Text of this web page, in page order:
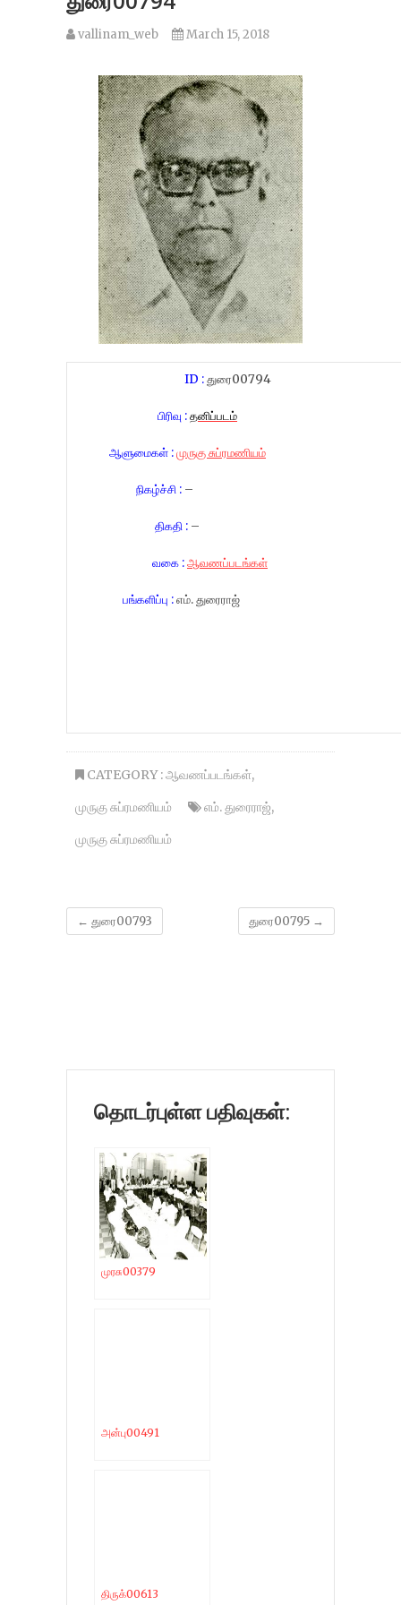
vallinam_web March 15, 2018
ID :துரை00794
பிரிவு :தனிப்படம்
ஆளுமைகள் :முருகு சுப்ரமணியம்
நிகழ்ச்சி : –
திகதி : –
வகை :ஆவணப்படங்கள்
பங்களிப்பு :எம். துரைராஜ்
CATEGORY :ஆவணப்படங்கள்,
முருகு சுப்ரமணியம்
எம். துரைராஜ்,
முருகு சுப்ரமணியம்
← துரை00793 துரை00795 →
தொடர்புள்ள பதிவுகள்:
முரசு00379
அன்பு00491
திருக்00613